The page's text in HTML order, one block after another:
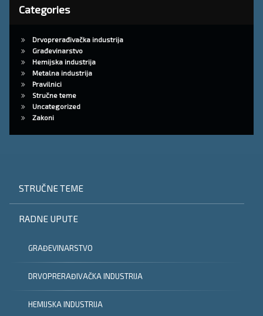
Categories
Drvoprerađivačka industrija
Građevinarstvo
Hemijska industrija
Metalna industrija
Pravilnici
Stručne teme
Uncategorized
Zakoni
STRUČNE TEME
RADNE UPUTE
GRAĐEVINARSTVO
DRVOPRERAĐIVAČKA INDUSTRIJA
HEMIJSKA INDUSTRIJA